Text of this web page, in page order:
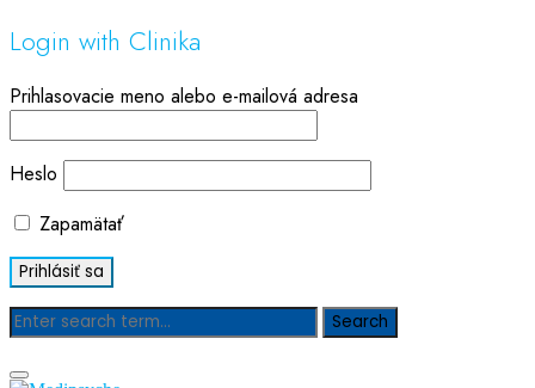
Login with Clinika
Prihlasovacie meno alebo e-mailová adresa
Heslo
Zapamätať
Blog